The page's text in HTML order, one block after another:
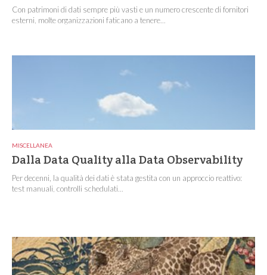
Con patrimoni di dati sempre più vasti e un numero crescente di fornitori
esterni, molte organizzazioni faticano a tenere...
MISCELLANEA
Dalla Data Quality alla Data Observability
Per decenni, la qualità dei dati è stata gestita con un approccio reattivo:
test manuali, controlli schedulati...